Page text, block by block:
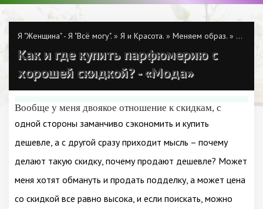
Я "Женщина" - Я "Всё могу". » Я и Красота. » Меняем образ. » Как и где купить парфюмерию с хорошей скидкой? - «Мода»
Как и где купить парфюмерию с
хорошей скидкой? - «Мода»
Вообще у меня двоякое отношение к скидкам, с
одной стороны заманчиво сэкономить и купить
дешевле, а с другой сразу приходит мысль – почему
делают такую скидку, почему продают дешевле? Может
меня хотят обмануть и продать подделку, а может цена
со скидкой все равно высока, и если поискать, можно